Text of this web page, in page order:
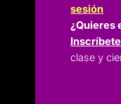
sesión
¿Quieres
clase y